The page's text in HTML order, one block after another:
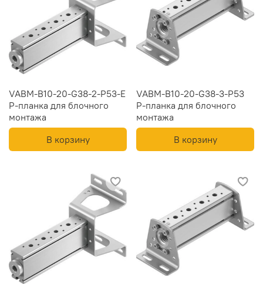
VABM-B10-20-G38-2-P53-E
Р-планка для блочного
монтажа
В корзину
VABM-B10-20-G38-3-P53
Р-планка для блочного
монтажа
В корзину